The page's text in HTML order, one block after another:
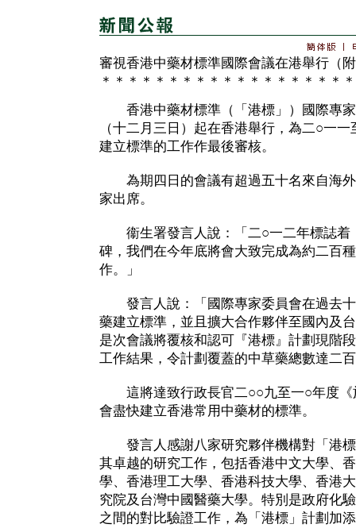
審視香港中藥材標準國際會議在港舉行（
＊＊＊＊＊＊＊＊＊＊＊＊＊＊＊＊＊＊
香港中藥材標準（「港標」）國際專家
（十二月三日）起在香港舉行，為二○一
建立標準的工作作最後審核。
為期四日的會議有超過五十名來自海外
家出席。
衞生署發言人說：「二○一二年標誌着
碑，我們在今年底將會大致完成為約二百
作。」
發言人說：「國際專家委員會在過去十
藥建立標準，並且擴大合作夥伴至國內及
是次會議將覆核和認可『港標』計劃現階
工作結果，令計劃覆蓋的中草藥總數達二
這將達致行政長官二○○九至一○年度《
會盡快建立香港常用中藥材的標準。
發言人感謝八家研究夥伴機構對「港標
其卓越的研究工作，包括香港中文大學、
學、香港理工大學、香港科技大學、香港
究院及台灣中國醫藥大學。特別是政府化
之間的對比驗證工作，為「港標」計劃加